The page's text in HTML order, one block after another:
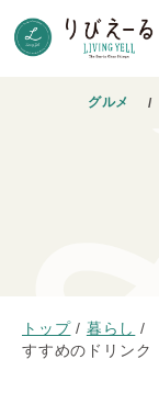
グルメ
トップ / 暮らし /
すすめのドリンク